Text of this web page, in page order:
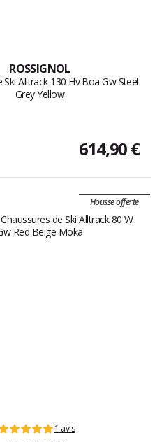
ROSSIGNOL
Ski Alltrack 130 Hv Boa Gw Steel
Grey Yellow
614,90 €
Housse offerte
1 avis